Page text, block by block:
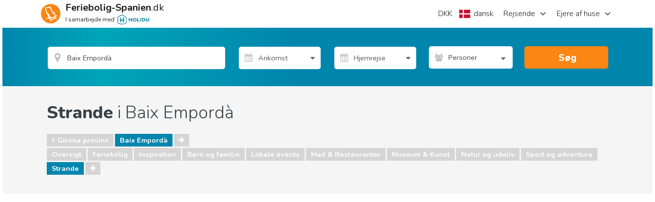
Feriebolig-Spanien.dk
I samarbejde med
DKK dansk Rejsende Ejere af huse
Personer Søg
Strande i Baix Empordà
Girona provins
Baix Empordà
Oversigt
Feriebolig Inspiration Børn og familie Lokale events Mad & Restauranter Museum & Kunst Natur og udeliv
Sport og adventure
Strande